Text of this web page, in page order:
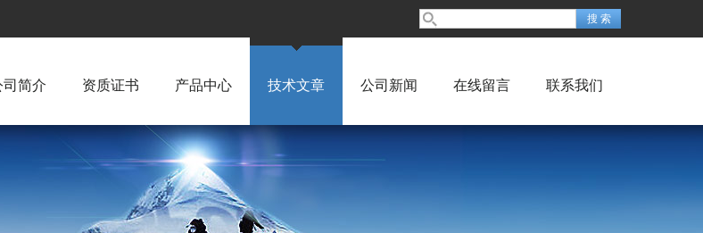
司简介 资质证书 产品中心 技术文章 公司新闻 在线留言 联系我们